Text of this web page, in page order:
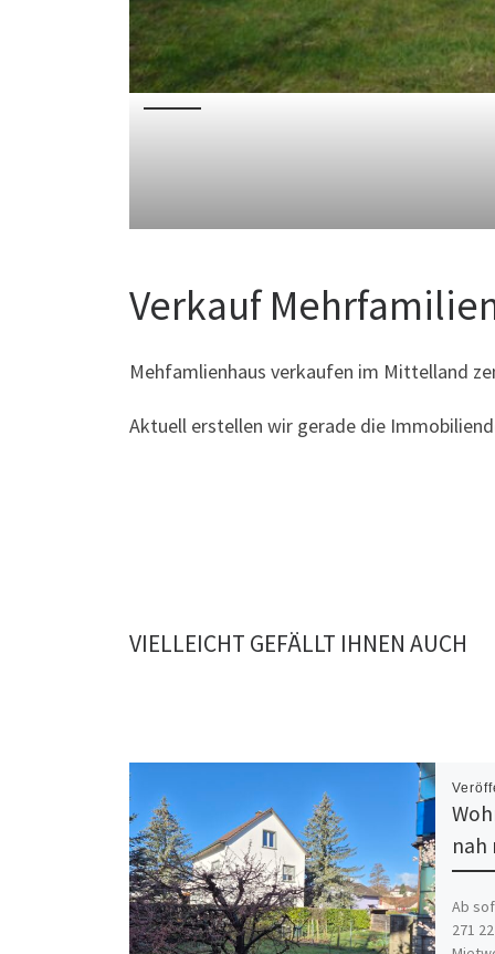
Verkauf
Mehfamlienhaus verkaufen im Mittelland
Aktuell erstellen wir gerade die
VIELLEICHT GEFÄLLT IHNEN AUCH
nah
Ab
271